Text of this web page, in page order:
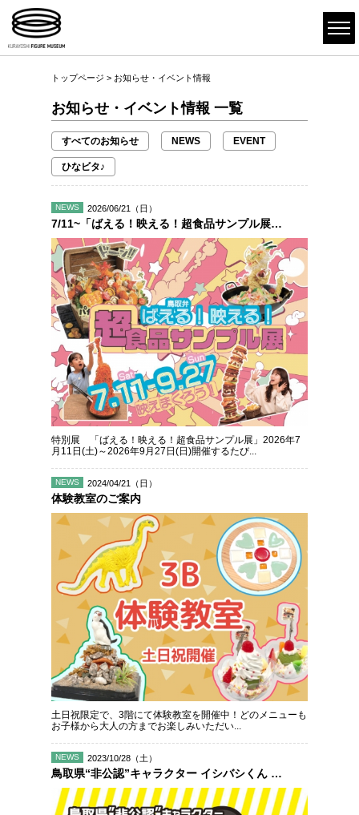
トップページ > お知らせ・イベント情報
お知らせ・イベント情報 一覧
すべてのお知らせ NEWS EVENT
ひなビタ♪
2026/06/21（日）
NEWS
7/11~「ばえる！映える！超食品サンプル展」開催のおしらせ
特別展 「ばえる！映える！超食品サンプル展」2026年7
月11日(土)～2026年9月27日(日)開催するたび...
2024/04/21（日）
NEWS
体験教室のご案内
土日祝限定で、3階にて体験教室を開催中！どのメニューも
お子様から大人の方までお楽しみいただい...
2023/10/28（土）
NEWS
鳥取県“非公認”キャラクター イシバシくん 爆誕！